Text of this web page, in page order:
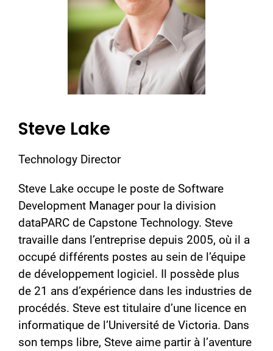
Steve Lake
Technology Director
Steve Lake occupe le poste de Software
Development Manager pour la division
dataPARC de Capstone Technology. Steve
travaille dans l’entreprise depuis 2005, où il a
occupé différents postes au sein de l’équipe
de développement logiciel. Il possède plus
de 21 ans d’expérience dans les industries de
procédés. Steve est titulaire d’une licence en
informatique de l’Université de Victoria. Dans
son temps libre, Steve aime partir à l’aventure